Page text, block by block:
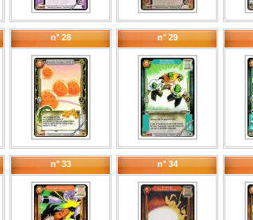
n° 28 n° 29
n° 33 n° 34